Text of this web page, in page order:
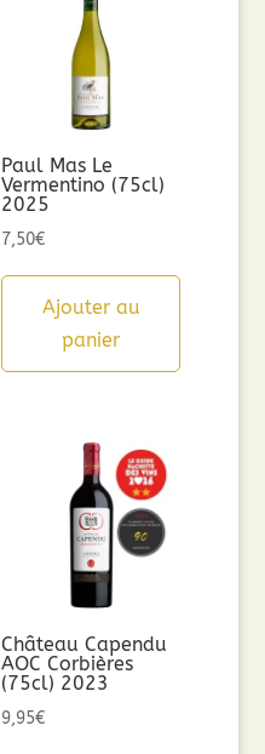
Paul Mas Le
Vermentino (75cl)
2025
7,50€
Ajouter au
panier
Château Capendu
AOC Corbières
(75cl) 2023
9,95€